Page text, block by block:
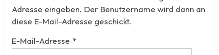
Adresse eingeben. Der Benutzername wird dann an
diese E-Mail-Adresse geschickt.
E-Mail-Adresse *